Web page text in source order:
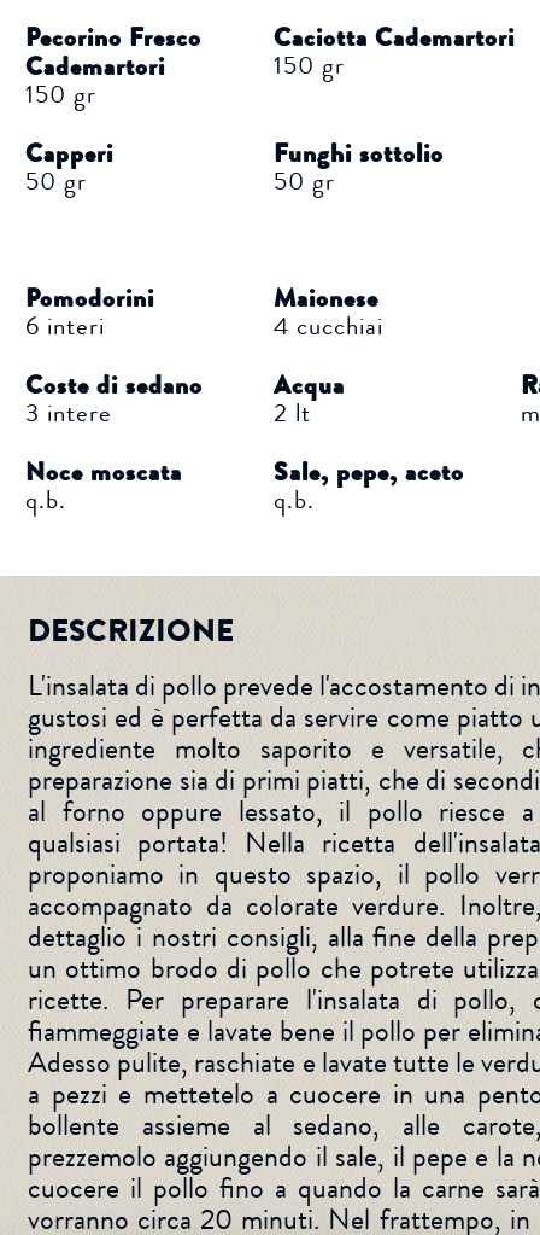
Pecorino Fresco
Cademartori
150 gr
Caciotta Cademartori
150 gr
Capperi
50 gr
Funghi sottolio
50 gr
Pomodorini
6 interi
Maionese
4 cucchiai
Coste di sedano
3 intere
Acqua
2 lt
Noce moscata
q.b.
Sale, pepe, aceto
q.b.
DESCRIZIONE
L'insalata di pollo prevede l'accostamento di
gustosi ed è perfetta da servire come piatto
ingrediente molto saporito e versatile,
preparazione sia di primi piatti, che di
al forno oppure lessato, il pollo riesce a
qualsiasi portata! Nella ricetta
proponiamo in questo spazio, il pollo
accompagnato da colorate verdure.
dettaglio i nostri consigli, alla fine della
un ottimo brodo di pollo che potrete
ricette. Per preparare l'insalata di pollo,
fiammeggiate e lavate bene il pollo per
Adesso pulite, raschiate e lavate tutte le
a pezzi e mettetelo a cuocere in una
bollente assieme al sedano, alle
prezzemolo aggiungendo il sale, il pepe e la
cuocere il pollo fino a quando la carne
vorranno circa 20 minuti. Nel frattempo,